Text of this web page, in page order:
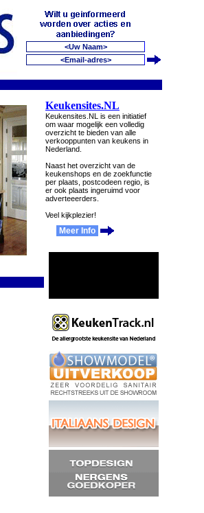
Keukensites.NL
Keukensites.NL is een initiatief
om waar mogelijk een volledig
overzicht te bieden van alle
verkooppunten van keukens in
Nederland.
Naast het overzicht van de
keukenshops en de zoekfunctie
per plaats, postcodeen regio, is
er ook plaats ingeruimd voor
adverteeerders.
Veel kijkplezier!
Meer Info